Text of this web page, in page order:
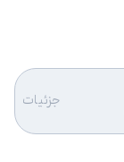
جزئیات